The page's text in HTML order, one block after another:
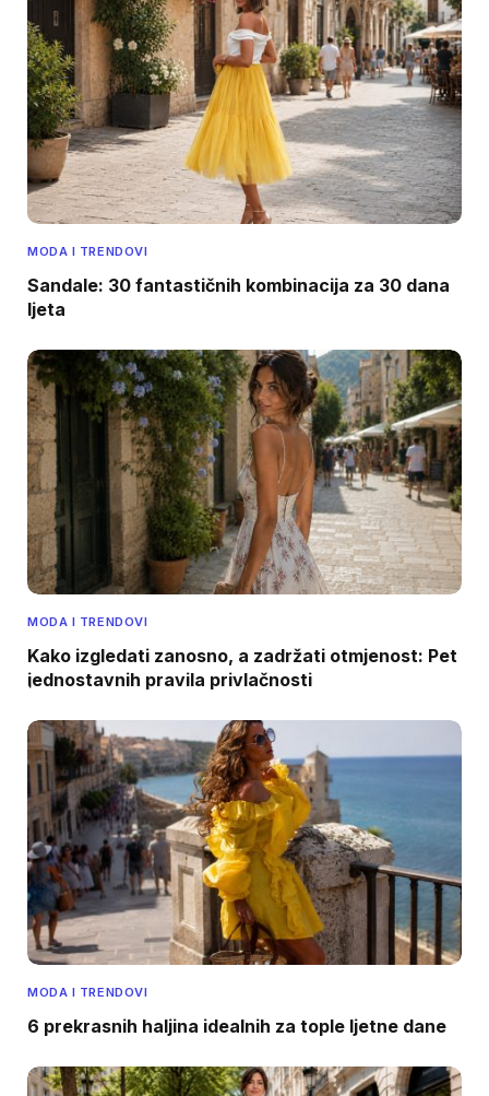
MODA I TRENDOVI
Sandale: 30 fantastičnih kombinacija za 30 dana
ljeta
MODA I TRENDOVI
Kako izgledati zanosno, a zadržati otmjenost: Pet
jednostavnih pravila privlačnosti
MODA I TRENDOVI
6 prekrasnih haljina idealnih za tople ljetne dane